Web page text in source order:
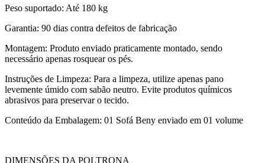
Peso suportado: Até 180 kg
Garantia: 90 dias contra defeitos de fabricação
Montagem: Produto enviado praticamente montado, sendo
necessário apenas rosquear os pés.
Instruções de Limpeza: Para a limpeza, utilize apenas pano
levemente úmido com sabão neutro. Evite produtos químicos
abrasivos para preservar o tecido.
Conteúdo da Embalagem: 01 Sofá Beny enviado em 01 volume
DIMENSÕES DA POLTRONA